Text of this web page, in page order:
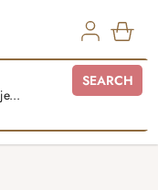
SEARCH